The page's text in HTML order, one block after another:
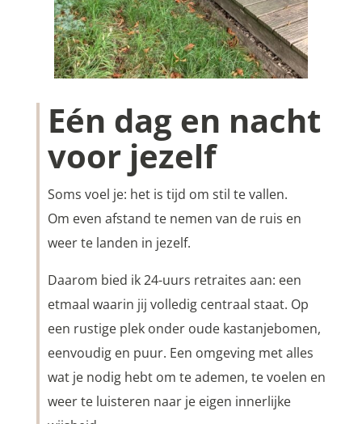
Eén dag en nacht
voor jezelf
Soms voel je: het is tijd om stil te vallen.
Om even afstand te nemen van de ruis en
weer te landen in jezelf.
Daarom bied ik 24-uurs retraites aan: een
etmaal waarin jij volledig centraal staat. Op
een rustige plek onder oude kastanjebomen,
eenvoudig en puur. Een omgeving met alles
wat je nodig hebt om te ademen, te voelen en
weer te luisteren naar je eigen innerlijke